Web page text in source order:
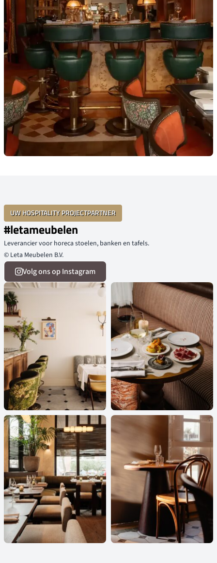
UW HOSPITALITY PROJECTPARTNER
#letameubelen
Leverancier voor horeca stoelen, banken en tafels.
© Leta Meubelen B.V.
Volg ons op Instagram